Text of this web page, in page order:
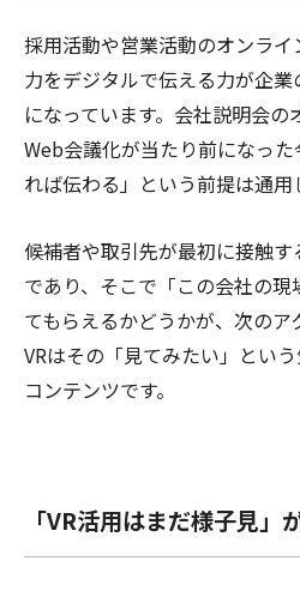
採用活動や営業活動のオンラ
力をデジタルで伝える力が企
になっています。会社説明会
Web会議化が当たり前になっ
れば伝わる」という前提は通用
候補者や取引先が最初に接触
であり、そこで「この会社の
てもらえるかどうかが、次のア
VRはその「見てみたい」とい
コンテンツです。
「VR活用はまだ様子見」